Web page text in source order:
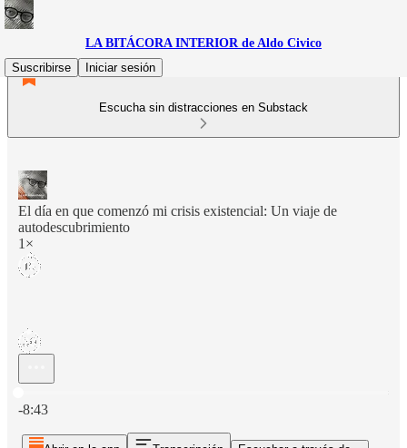
LA BITÁCORA INTERIOR de Aldo Civico
Suscribirse
Iniciar sesión
Escucha sin distracciones en Substack
El día en que comenzó mi crisis existencial: Un viaje de
autodescubrimiento
1×
-8:43